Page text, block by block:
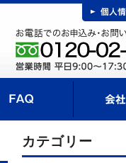
カテゴリー